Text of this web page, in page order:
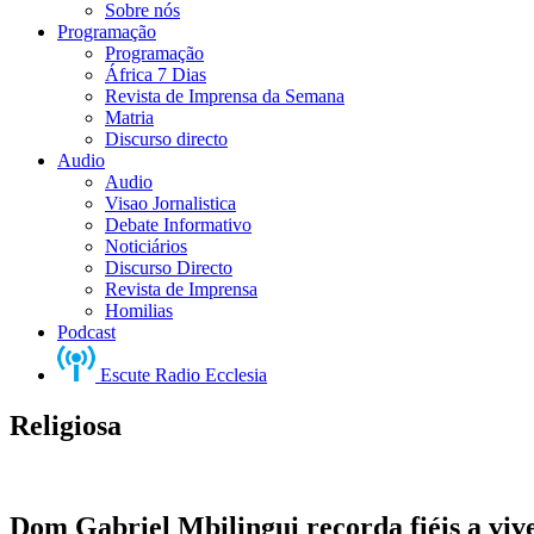
Sobre nós
Programação
Programação
África 7 Dias
Revista de Imprensa da Semana
Matria
Discurso directo
Audio
Audio
Visao Jornalistica
Debate Informativo
Noticiários
Discurso Directo
Revista de Imprensa
Homilias
Podcast
Escute Radio Ecclesia
Religiosa
Dom Gabriel Mbilingui recorda fiéis a